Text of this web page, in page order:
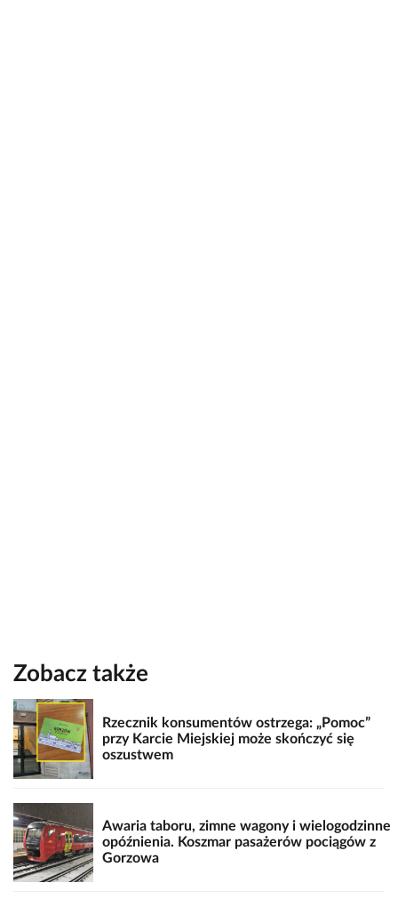
Zobacz także
Rzecznik konsumentów ostrzega: „Pomoc”
przy Karcie Miejskiej może skończyć się
oszustwem
Awaria taboru, zimne wagony i wielogodzinne
opóźnienia. Koszmar pasażerów pociągów z
Gorzowa